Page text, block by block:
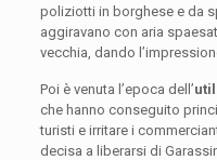
poliziotti in borghese e da
aggiravano con aria
vecchia, dando
Poi è venuta l’epoca dell’
che hanno conseguito
turisti e irritare i
decisa a liberarsi di